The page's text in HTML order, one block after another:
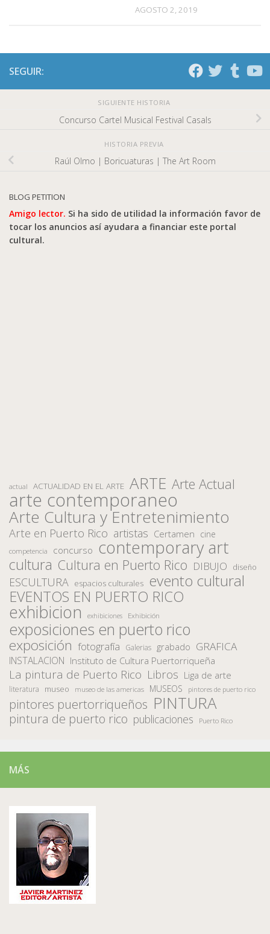
AGOSTO 2, 2019
SEGUIR:
SIGUIENTE HISTORIA
Concurso Cartel Musical Festival Casals
HISTORIA PREVIA
Raúl Olmo | Boricuaturas | The Art Room
BLOG PETITION
Amigo lector. Si ha sido de utilidad la información favor de
tocar los anuncios así ayudara a financiar este portal
cultural.
actual ACTUALIDAD EN EL ARTE ARTE Arte Actual
arte contemporaneo
Arte Cultura y Entretenimiento
Arte en Puerto Rico artistas Certamen cine
competencia concurso contemporary art
cultura Cultura en Puerto Rico DIBUJO diseño
ESCULTURA espacios culturales evento cultural
EVENTOS EN PUERTO RICO
exhibicion exhibiciones Exhibición
exposiciones en puerto rico
exposición fotografía Galerias grabado GRAFICA
INSTALACION Instituto de Cultura Puertorriqueña
La pintura de Puerto Rico Libros Liga de arte
literatura museo museo de las americas MUSEOS pintores de puerto rico
pintores puertorriqueños PINTURA
pintura de puerto rico publicaciones Puerto Rico
MÁS